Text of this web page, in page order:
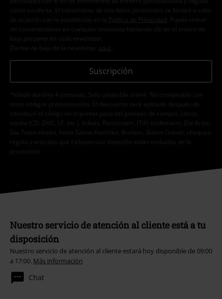
sobre su oferta. El tratamiento de mis datos personales se llevará a cabo
de acuerdo con lo establecido en la
Política de Privacidad . Puedo retirar
mi consentimiento en cualquier momento haciendo clic en el enlace de
baja presente en cada newsletter.
Darme de baja de la newsletter
aquí
Suscripción
*Válido durante 4 semanas. Solo canjeable online. No combinable con
otros códigos promocionales. El descuento será aplicado después de
introducir el código en el primer paso del proceso de compra. Libros,
media (CD, DVD, LP, etc.), tickets, Rammstein, (Till) Lindemann, Die Ärzte,
Die Toten Hosen, Feine Sahne Fischfilet, Broilers, Böhse Onkelz, cheques-
regalo y artículos que incluyen una donación están excluidos de la
promoción.
Nuestro servicio de atención al cliente está a tu
disposición
Nuestro servicio de atención al cliente estará hoy disponible de 09:00
a 17:00. Más información
Chat